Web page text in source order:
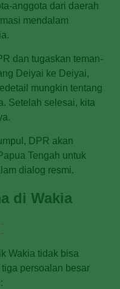
anggota dari daerah
mendalam
dan tugaskan teman-
Deiyai ke Deiyai,
mungkin tentang
Setelah selesai, kita
DPR akan
Tengah untuk
dialog resmi.
di Wakia
-
-
Wakia tidak bisa
persoalan besar